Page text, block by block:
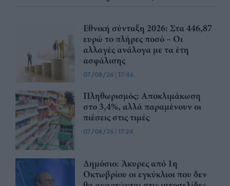
Εθνική σύνταξη 2026: Στα 446,87
ευρώ το πλήρες ποσό – Οι
αλλαγές ανάλογα με τα έτη
ασφάλισης
07/08/26 | 17:46
Πληθωρισμός: Αποκλιμάκωση
στο 3,4%, αλλά παραμένουν οι
πιέσεις στις τιμές
07/08/26 | 17:24
Δημόσιο: Άκυρες από 1η
Οκτωβρίου οι εγκύκλιοι που δεν